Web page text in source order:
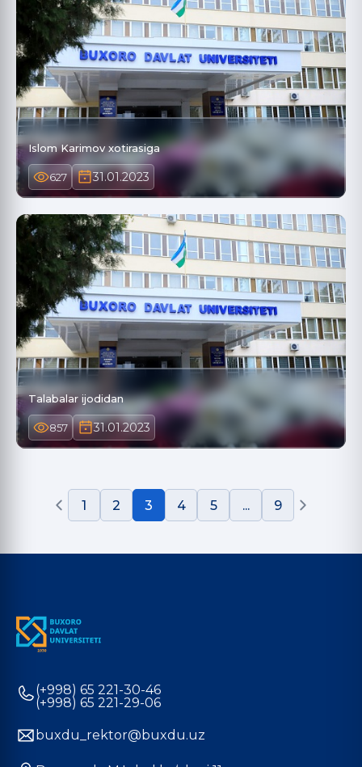
Islom Karimov xotirasiga
627 31.01.2023
Talabalar ijodidan
857 31.01.2023
1 2 3 4 5 ... 9
(+998) 65 221-30-46
(+998) 65 221-29-06
buxdu_rektor@buxdu.uz